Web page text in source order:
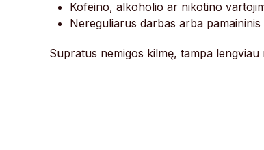
Kofeino, alkoholio ar nikotino
Nereguliarus darbas arba
Supratus nemigos kilmę, tampa